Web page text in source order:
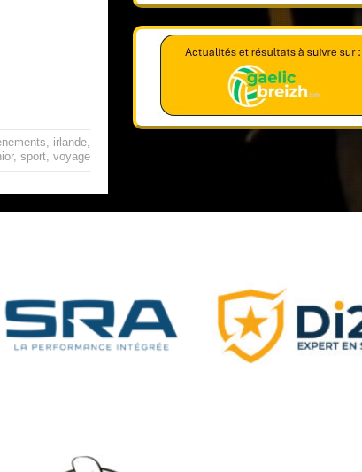
, irlande,
, sport, voyage